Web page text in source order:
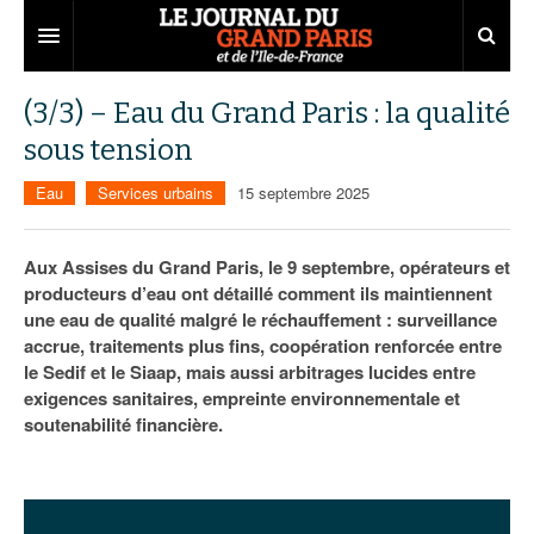
Grand Paris
Territoires
Aménagement
Institutions
Services urbains
Entreprises
Emploi
Attractivité
Innovation
75
77
Carnet
Nominations
Portraits
Les Assises du Grand Paris
Éditions précédentes
Le podcast
(3/3) – Eau du Grand Paris : la qualité
sous tension
Eau Services urbains 15 septembre 2025
Aux Assises du Grand Paris, le 9 septembre, opérateurs et
producteurs d’eau ont détaillé comment ils maintiennent
une eau de qualité malgré le réchauffement : surveillance
accrue, traitements plus fins, coopération renforcée entre
le Sedif et le Siaap, mais aussi arbitrages lucides entre
exigences sanitaires, empreinte environnementale et
soutenabilité financière.